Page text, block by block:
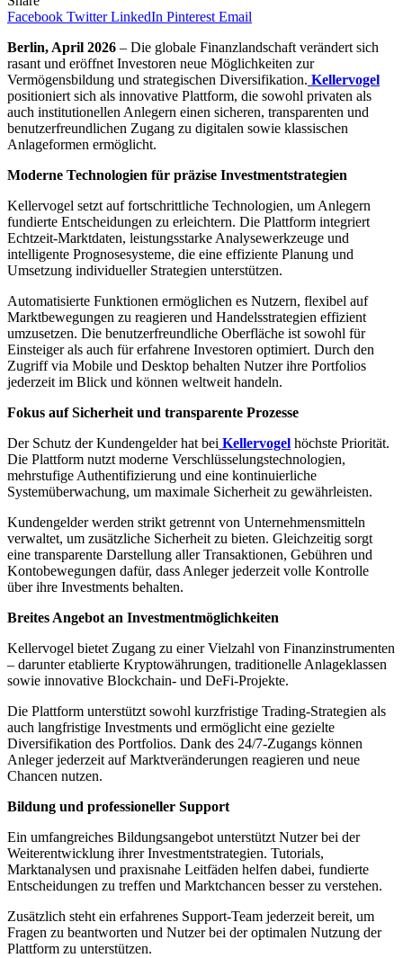
Facebook Twitter LinkedIn Pinterest Email
Berlin, April 2026 – Die globale Finanzlandschaft verändert sich
rasant und eröffnet Investoren neue Möglichkeiten zur
Vermögensbildung und strategischen Diversifikation. Kellervogel
positioniert sich als innovative Plattform, die sowohl privaten als
auch institutionellen Anlegern einen sicheren, transparenten und
benutzerfreundlichen Zugang zu digitalen sowie klassischen
Anlageformen ermöglicht.
Moderne Technologien für präzise Investmentstrategien
Kellervogel setzt auf fortschrittliche Technologien, um Anlegern
fundierte Entscheidungen zu erleichtern. Die Plattform integriert
Echtzeit-Marktdaten, leistungsstarke Analysewerkzeuge und
intelligente Prognosesysteme, die eine effiziente Planung und
Umsetzung individueller Strategien unterstützen.
Automatisierte Funktionen ermöglichen es Nutzern, flexibel auf
Marktbewegungen zu reagieren und Handelsstrategien effizient
umzusetzen. Die benutzerfreundliche Oberfläche ist sowohl für
Einsteiger als auch für erfahrene Investoren optimiert. Durch den
Zugriff via Mobile und Desktop behalten Nutzer ihre Portfolios
jederzeit im Blick und können weltweit handeln.
Fokus auf Sicherheit und transparente Prozesse
Der Schutz der Kundengelder hat bei Kellervogel höchste Priorität.
Die Plattform nutzt moderne Verschlüsselungstechnologien,
mehrstufige Authentifizierung und eine kontinuierliche
Systemüberwachung, um maximale Sicherheit zu gewährleisten.
Kundengelder werden strikt getrennt von Unternehmensmitteln
verwaltet, um zusätzliche Sicherheit zu bieten. Gleichzeitig sorgt
eine transparente Darstellung aller Transaktionen, Gebühren und
Kontobewegungen dafür, dass Anleger jederzeit volle Kontrolle
über ihre Investments behalten.
Breites Angebot an Investmentmöglichkeiten
Kellervogel bietet Zugang zu einer Vielzahl von Finanzinstrumenten
– darunter etablierte Kryptowährungen, traditionelle Anlageklassen
sowie innovative Blockchain- und DeFi-Projekte.
Die Plattform unterstützt sowohl kurzfristige Trading-Strategien als
auch langfristige Investments und ermöglicht eine gezielte
Diversifikation des Portfolios. Dank des 24/7-Zugangs können
Anleger jederzeit auf Marktveränderungen reagieren und neue
Chancen nutzen.
Bildung und professioneller Support
Ein umfangreiches Bildungsangebot unterstützt Nutzer bei der
Weiterentwicklung ihrer Investmentstrategien. Tutorials,
Marktanalysen und praxisnahe Leitfäden helfen dabei, fundierte
Entscheidungen zu treffen und Marktchancen besser zu verstehen.
Zusätzlich steht ein erfahrenes Support-Team jederzeit bereit, um
Fragen zu beantworten und Nutzer bei der optimalen Nutzung der
Plattform zu unterstützen.